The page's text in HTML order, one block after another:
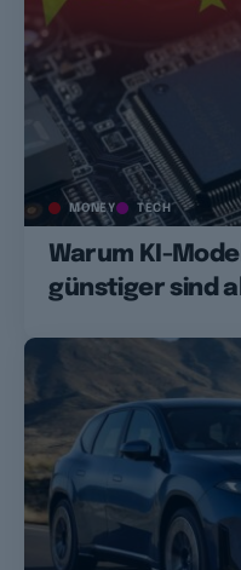
MONEY TECH
Warum KI-
günstiger sind